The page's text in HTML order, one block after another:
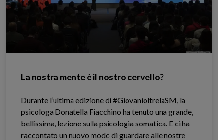
La nostra mente è il nostro cervello?
Durante l’ultima edizione di #GiovanioltrelaSM, la
psicologa Donatella Fiacchino ha tenuto una grande,
bellissima, lezione sulla psicologia somatica. E ci ha
raccontato un nuovo modo di guardare alle nostre